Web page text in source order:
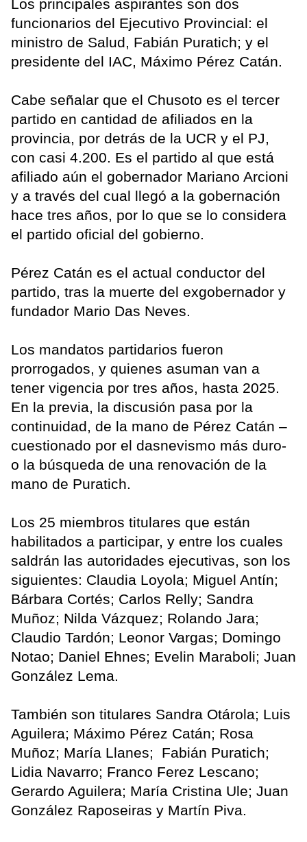
Los principales aspirantes son dos
funcionarios del Ejecutivo Provincial: el
ministro de Salud, Fabián Puratich; y el
presidente del IAC, Máximo Pérez Catán.
Cabe señalar que el Chusoto es el tercer
partido en cantidad de afiliados en la
provincia, por detrás de la UCR y el PJ,
con casi 4.200. Es el partido al que está
afiliado aún el gobernador Mariano Arcioni
y a través del cual llegó a la gobernación
hace tres años, por lo que se lo considera
el partido oficial del gobierno.
Pérez Catán es el actual conductor del
partido, tras la muerte del exgobernador y
fundador Mario Das Neves.
Los mandatos partidarios fueron
prorrogados, y quienes asuman van a
tener vigencia por tres años, hasta 2025.
En la previa, la discusión pasa por la
continuidad, de la mano de Pérez Catán –
cuestionado por el dasnevismo más duro-
o la búsqueda de una renovación de la
mano de Puratich.
Los 25 miembros titulares que están
habilitados a participar, y entre los cuales
saldrán las autoridades ejecutivas, son los
siguientes: Claudia Loyola; Miguel Antín;
Bárbara Cortés; Carlos Relly; Sandra
Muñoz; Nilda Vázquez; Rolando Jara;
Claudio Tardón; Leonor Vargas; Domingo
Notao; Daniel Ehnes; Evelin Maraboli; Juan
González Lema.
También son titulares Sandra Otárola; Luis
Aguilera; Máximo Pérez Catán; Rosa
Muñoz; María Llanes; Fabián Puratich;
Lidia Navarro; Franco Ferez Lescano;
Gerardo Aguilera; María Cristina Ule; Juan
González Raposeiras y Martín Piva.